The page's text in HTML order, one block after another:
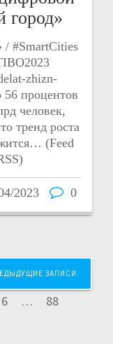
/ #SmartCities
zhizn-
процентов
человек,
тренд роста
(Feed
2023 0
Страница
6 … Страница
88
ЗАПИСИ